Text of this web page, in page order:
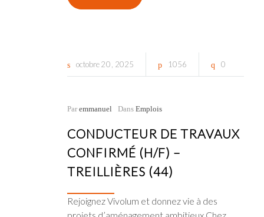
octobre20 2025 1056 0
Par emmanuel Dans Emplois
CONDUCTEUR DE TRAVAUX
CONFIRMÉ (H/F) –
TREILLIÈRES (44)
Rejoignez Vivolum et donnez vie à des